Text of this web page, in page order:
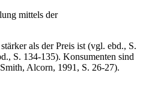
mittels der
als der Preis ist (vgl. ebd., S.
S. 134-135). Konsumenten sind
Alcorn, 1991, S. 26-27).